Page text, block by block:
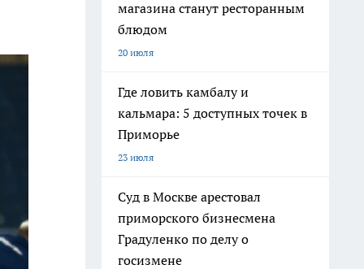
магазина станут ресторанным
блюдом
20 июля
Где ловить камбалу и
кальмара: 5 доступных точек в
Приморье
23 июля
Суд в Москве арестовал
приморского бизнесмена
Градуленко по делу о
госизмене